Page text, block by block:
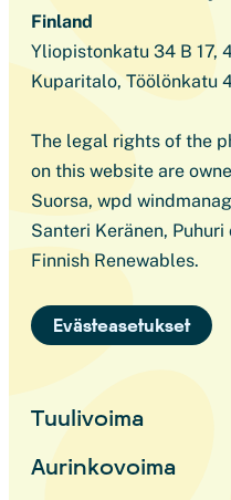
Finland
Yliopistonkatu 34 B 17,
Kuparitalo, Töölönkatu
The legal rights of the
on this website are
Suorsa, wpd
Santeri Keränen, Puhuri
Finnish Renewables.
Evästeasetukset
Tuulivoima
Aurinkovoima